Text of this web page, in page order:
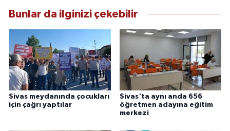
Bunlar da ilginizi çekebilir
Sivas meydanında çocukları
için çağrı yaptılar
Sivas'ta aynı anda 656
öğretmen adayına eğitim
merkezi